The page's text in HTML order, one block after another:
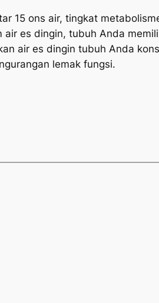
15 ons air, tingkat
es dingin, tubuh Anda
air es dingin tubuh Anda
lemak fungsi.